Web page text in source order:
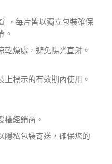
，每片皆以獨立包裝確保
。
乾燥處，避免陽光直射。
上標示的有效期內使用。
權經銷商。
隱私包裝寄送，確保您的